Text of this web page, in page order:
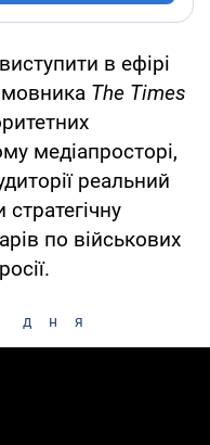
в ефірі
The Times
медіапросторі,
реальний
по військових
дня